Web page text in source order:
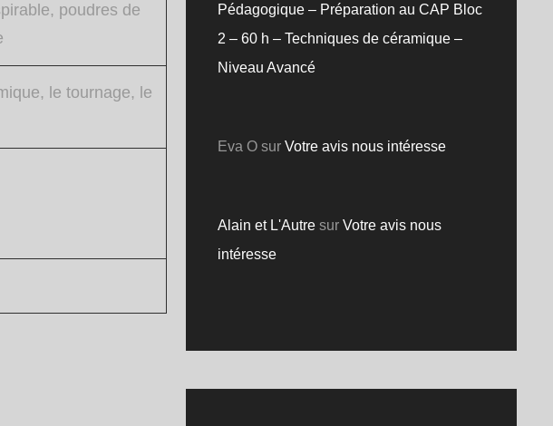
poudres de
le tournage, le
Pédagogique – Préparation au CAP Bloc
2 – 60 h – Techniques de céramique –
Niveau Avancé
Eva Osur Votre avis nous intéresse
Alain et L'Autresur Votre avis nous
intéresse